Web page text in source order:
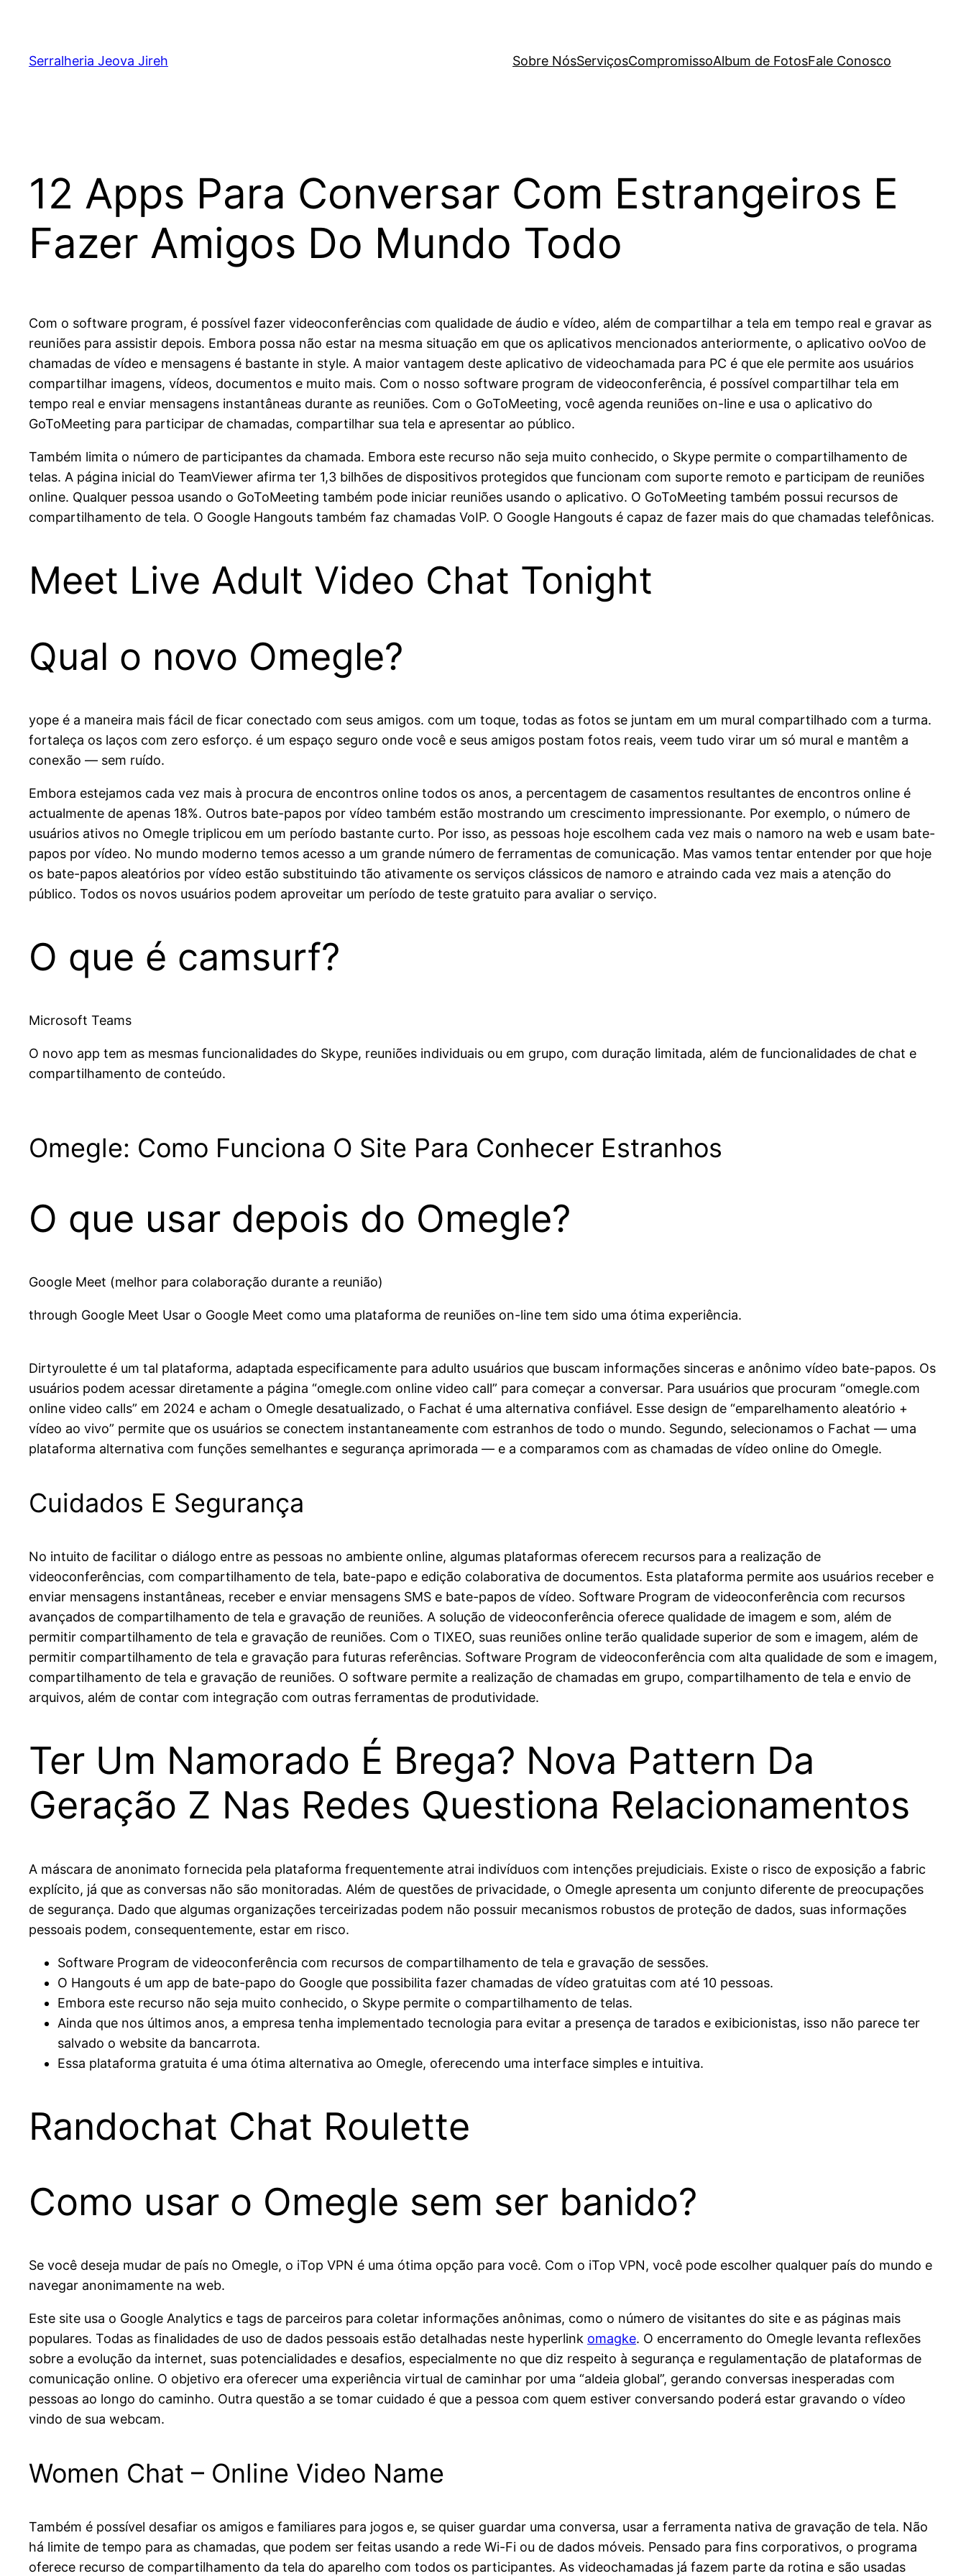
Serralheria Jeova Jireh Sobre NósServiçosCompromissoAlbum de FotosFale Conosco
12 Apps Para Conversar Com Estrangeiros E
Fazer Amigos Do Mundo Todo
Com o software program, é possível fazer videoconferências com qualidade de áudio e vídeo, além de compartilhar a tela em tempo real e gravar as
reuniões para assistir depois. Embora possa não estar na mesma situação em que os aplicativos mencionados anteriormente, o aplicativo ooVoo de
chamadas de vídeo e mensagens é bastante in style. A maior vantagem deste aplicativo de videochamada para PC é que ele permite aos usuários
compartilhar imagens, vídeos, documentos e muito mais. Com o nosso software program de videoconferência, é possível compartilhar tela em
tempo real e enviar mensagens instantâneas durante as reuniões. Com o GoToMeeting, você agenda reuniões on-line e usa o aplicativo do
GoToMeeting para participar de chamadas, compartilhar sua tela e apresentar ao público.
Também limita o número de participantes da chamada. Embora este recurso não seja muito conhecido, o Skype permite o compartilhamento de
telas. A página inicial do TeamViewer afirma ter 1,3 bilhões de dispositivos protegidos que funcionam com suporte remoto e participam de reuniões
online. Qualquer pessoa usando o GoToMeeting também pode iniciar reuniões usando o aplicativo. O GoToMeeting também possui recursos de
compartilhamento de tela. O Google Hangouts também faz chamadas VoIP. O Google Hangouts é capaz de fazer mais do que chamadas telefônicas.
Meet Live Adult Video Chat Tonight
Qual o novo Omegle?
yope é a maneira mais fácil de ficar conectado com seus amigos. com um toque, todas as fotos se juntam em um mural compartilhado com a turma.
fortaleça os laços com zero esforço. é um espaço seguro onde você e seus amigos postam fotos reais, veem tudo virar um só mural e mantêm a
conexão — sem ruído.
Embora estejamos cada vez mais à procura de encontros online todos os anos, a percentagem de casamentos resultantes de encontros online é
actualmente de apenas 18%. Outros bate-papos por vídeo também estão mostrando um crescimento impressionante. Por exemplo, o número de
usuários ativos no Omegle triplicou em um período bastante curto. Por isso, as pessoas hoje escolhem cada vez mais o namoro na web e usam bate-
papos por vídeo. No mundo moderno temos acesso a um grande número de ferramentas de comunicação. Mas vamos tentar entender por que hoje
os bate-papos aleatórios por vídeo estão substituindo tão ativamente os serviços clássicos de namoro e atraindo cada vez mais a atenção do
público. Todos os novos usuários podem aproveitar um período de teste gratuito para avaliar o serviço.
O que é camsurf?
Microsoft Teams
O novo app tem as mesmas funcionalidades do Skype, reuniões individuais ou em grupo, com duração limitada, além de funcionalidades de chat e
compartilhamento de conteúdo.
Omegle: Como Funciona O Site Para Conhecer Estranhos
O que usar depois do Omegle?
Google Meet (melhor para colaboração durante a reunião)
through Google Meet Usar o Google Meet como uma plataforma de reuniões on-line tem sido uma ótima experiência.
Dirtyroulette é um tal plataforma, adaptada especificamente para adulto usuários que buscam informações sinceras e anônimo vídeo bate-papos. Os
usuários podem acessar diretamente a página “omegle.com online video call” para começar a conversar. Para usuários que procuram “omegle.com
online video calls” em 2024 e acham o Omegle desatualizado, o Fachat é uma alternativa confiável. Esse design de “emparelhamento aleatório +
vídeo ao vivo” permite que os usuários se conectem instantaneamente com estranhos de todo o mundo. Segundo, selecionamos o Fachat — uma
plataforma alternativa com funções semelhantes e segurança aprimorada — e a comparamos com as chamadas de vídeo online do Omegle.
Cuidados E Segurança
No intuito de facilitar o diálogo entre as pessoas no ambiente online, algumas plataformas oferecem recursos para a realização de
videoconferências, com compartilhamento de tela, bate-papo e edição colaborativa de documentos. Esta plataforma permite aos usuários receber e
enviar mensagens instantâneas, receber e enviar mensagens SMS e bate-papos de vídeo. Software Program de videoconferência com recursos
avançados de compartilhamento de tela e gravação de reuniões. A solução de videoconferência oferece qualidade de imagem e som, além de
permitir compartilhamento de tela e gravação de reuniões. Com o TIXEO, suas reuniões online terão qualidade superior de som e imagem, além de
permitir compartilhamento de tela e gravação para futuras referências. Software Program de videoconferência com alta qualidade de som e imagem,
compartilhamento de tela e gravação de reuniões. O software permite a realização de chamadas em grupo, compartilhamento de tela e envio de
arquivos, além de contar com integração com outras ferramentas de produtividade.
Ter Um Namorado É Brega? Nova Pattern Da
Geração Z Nas Redes Questiona Relacionamentos
A máscara de anonimato fornecida pela plataforma frequentemente atrai indivíduos com intenções prejudiciais. Existe o risco de exposição a fabric
explícito, já que as conversas não são monitoradas. Além de questões de privacidade, o Omegle apresenta um conjunto diferente de preocupações
de segurança. Dado que algumas organizações terceirizadas podem não possuir mecanismos robustos de proteção de dados, suas informações
pessoais podem, consequentemente, estar em risco.
Software Program de videoconferência com recursos de compartilhamento de tela e gravação de sessões.
O Hangouts é um app de bate-papo do Google que possibilita fazer chamadas de vídeo gratuitas com até 10 pessoas.
Embora este recurso não seja muito conhecido, o Skype permite o compartilhamento de telas.
Ainda que nos últimos anos, a empresa tenha implementado tecnologia para evitar a presença de tarados e exibicionistas, isso não parece ter
salvado o website da bancarrota.
Essa plataforma gratuita é uma ótima alternativa ao Omegle, oferecendo uma interface simples e intuitiva.
Randochat Chat Roulette
Como usar o Omegle sem ser banido?
Se você deseja mudar de país no Omegle, o iTop VPN é uma ótima opção para você. Com o iTop VPN, você pode escolher qualquer país do mundo e
navegar anonimamente na web.
Este site usa o Google Analytics e tags de parceiros para coletar informações anônimas, como o número de visitantes do site e as páginas mais
populares. Todas as finalidades de uso de dados pessoais estão detalhadas neste hyperlink omagke. O encerramento do Omegle levanta reflexões
sobre a evolução da internet, suas potencialidades e desafios, especialmente no que diz respeito à segurança e regulamentação de plataformas de
comunicação online. O objetivo era oferecer uma experiência virtual de caminhar por uma “aldeia global”, gerando conversas inesperadas com
pessoas ao longo do caminho. Outra questão a se tomar cuidado é que a pessoa com quem estiver conversando poderá estar gravando o vídeo
vindo de sua webcam.
Women Chat – Online Video Name
Também é possível desafiar os amigos e familiares para jogos e, se quiser guardar uma conversa, usar a ferramenta nativa de gravação de tela. Não
há limite de tempo para as chamadas, que podem ser feitas usando a rede Wi-Fi ou de dados móveis. Pensado para fins corporativos, o programa
oferece recurso de compartilhamento da tela do aparelho com todos os participantes. As videochamadas já fazem parte da rotina e são usadas